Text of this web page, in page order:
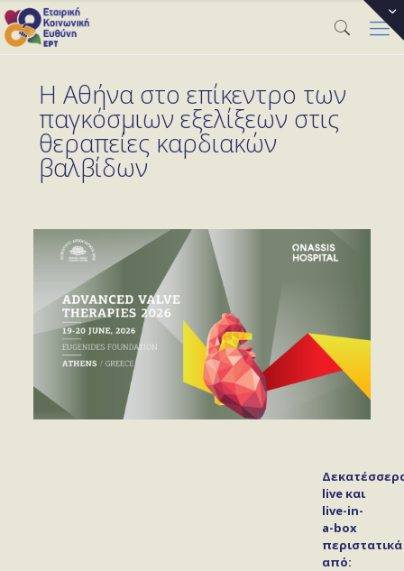
Η Αθήνα στο επίκεντρο των
παγκόσμιων εξελίξεων στις
θεραπείες καρδιακών
βαλβίδων
live και
live-in-
a-box
περιστατικά
από: